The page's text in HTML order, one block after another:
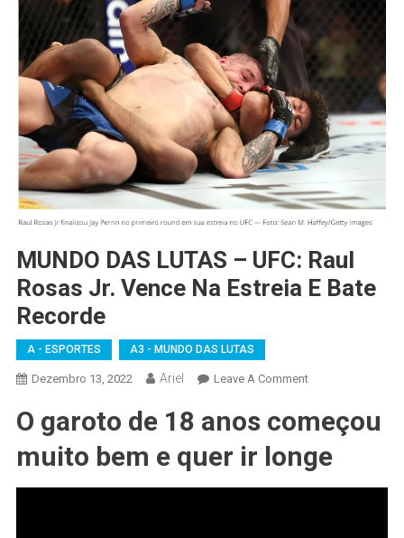
MUNDO DAS LUTAS – UFC: Raul
Rosas Jr. Vence Na Estreia E Bate
Recorde
A - ESPORTES A3 - MUNDO DAS LUTAS
Dezembro 13, 2022 Ariel Leave A CommentOn
DAS
LUTAS
–
O garoto de 18 anos começou
muito bem e quer ir longe